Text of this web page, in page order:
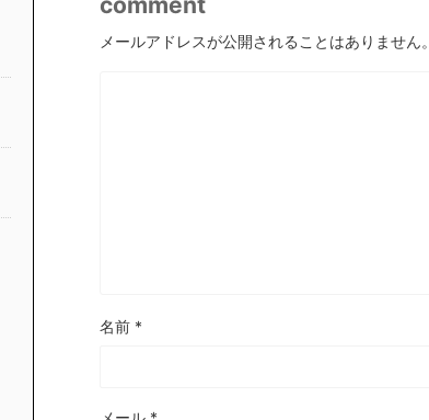
メールアドレスが公開されることはありません。
名前 *